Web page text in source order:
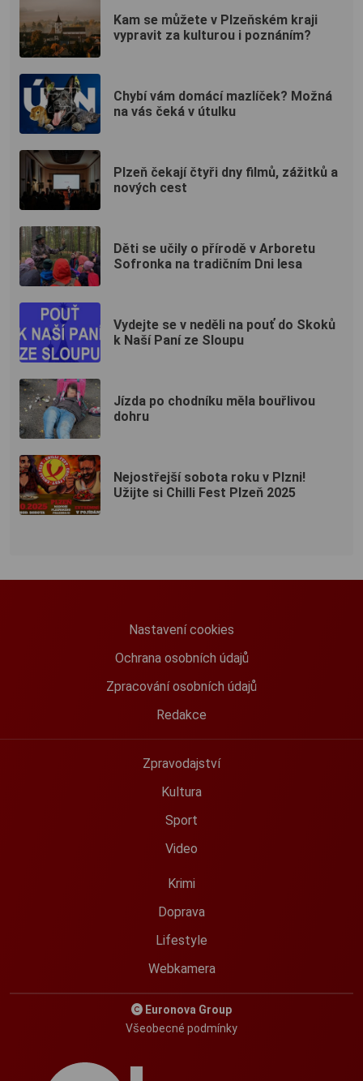
Kam se můžete v Plzeňském kraji
vypravit za kulturou i poznáním?
Chybí vám domácí mazlíček? Možná
na vás čeká v útulku
Plzeň čekají čtyři dny filmů, zážitků a
nových cest
Děti se učily o přírodě v Arboretu
Sofronka na tradičním Dni lesa
Vydejte se v neděli na pouť do Skoků
k Naší Paní ze Sloupu
Jízda po chodníku měla bouřlivou
dohru
Nejostřejší sobota roku v Plzni!
Užijte si Chilli Fest Plzeň 2025
Nastavení cookies
Ochrana osobních údajů
Zpracování osobních údajů
Redakce
Zpravodajství
Kultura
Sport
Video
Krimi
Doprava
Lifestyle
Webkamera
Euronova Group
Všeobecné podmínky